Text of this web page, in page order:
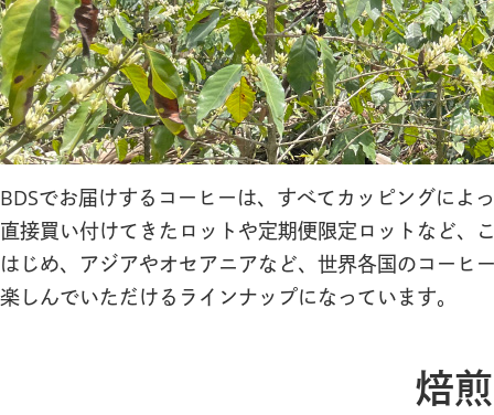
BDSでお届けするコーヒーは、すべてカッピングによ
直接買い付けてきたロットや定期便限定ロットなど、
はじめ、アジアやオセアニアなど、世界各国のコーヒ
楽しんでいただけるラインナップになっています。
焙